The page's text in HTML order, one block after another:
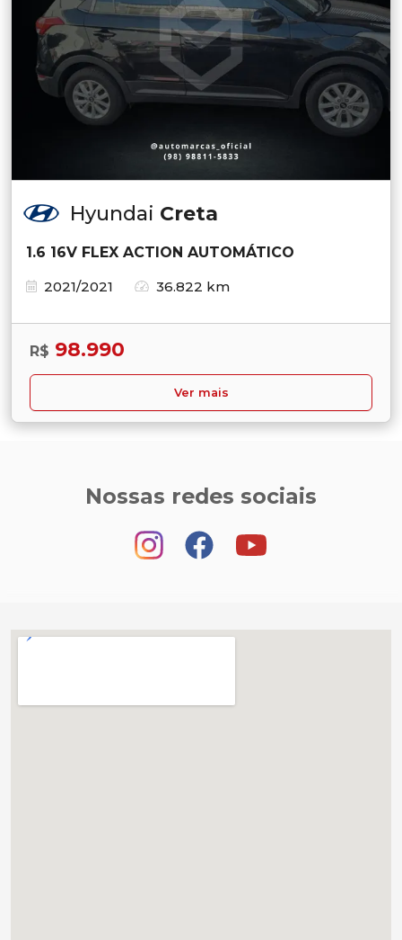
Hyundai Creta
1.6 16V FLEX ACTION AUTOMÁTICO
2021/2021
36.822 km
R$ 98.990
Ver mais
Nossas redes sociais